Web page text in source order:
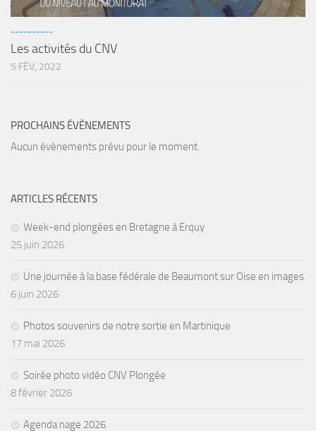
----------
Les activités du CNV
5 FÉV, 2022
PROCHAINS ÉVÈNEMENTS
Aucun évènements prévu pour le moment.
ARTICLES RÉCENTS
Week-end plongées en Bretagne à Erquy
25 juin 2026
Une journée à la base fédérale de Beaumont sur Oise en images
6 juin 2026
Photos souvenirs de notre sortie en Martinique
17 mai 2026
Soirée photo vidéo CNV Plongée
8 février 2026
Agenda nage 2026